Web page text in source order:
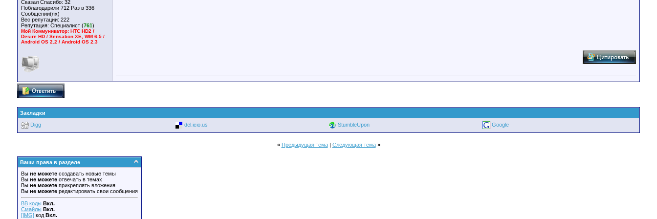
Сказал Спасибо: 32
Поблагодарили 712 Раз в 336
Сообщении(ях)
Вес репутации: 222
Репутация: Специалист (761)
Мой Коммуникатор: HTC HD2 /
Desire HD / Sensation XE, WM 6.5 /
Android OS 2.2 / Android OS 2.3
Закладки
Digg
del.icio.us StumbleUpon Google
« Предыдущая тема| Следующая тема »
Ваши права в разделе
Вы не можете создавать новые темы
Вы не можете отвечать в темах
Вы не можете прикреплять вложения
Вы не можете редактировать свои сообщения
BB коды Вкл.
Смайлы Вкл.
[IMG] код Вкл.